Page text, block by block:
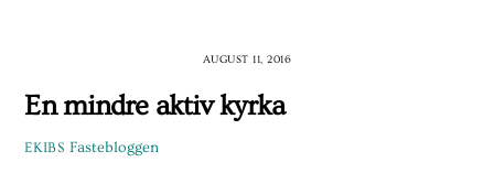
AUGUST 11, 2016
En mindre aktiv kyrka
EKIBS Fastebloggen